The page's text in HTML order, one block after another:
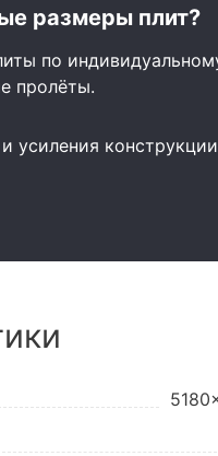
размеры плит?
по
пролёты.
усиления